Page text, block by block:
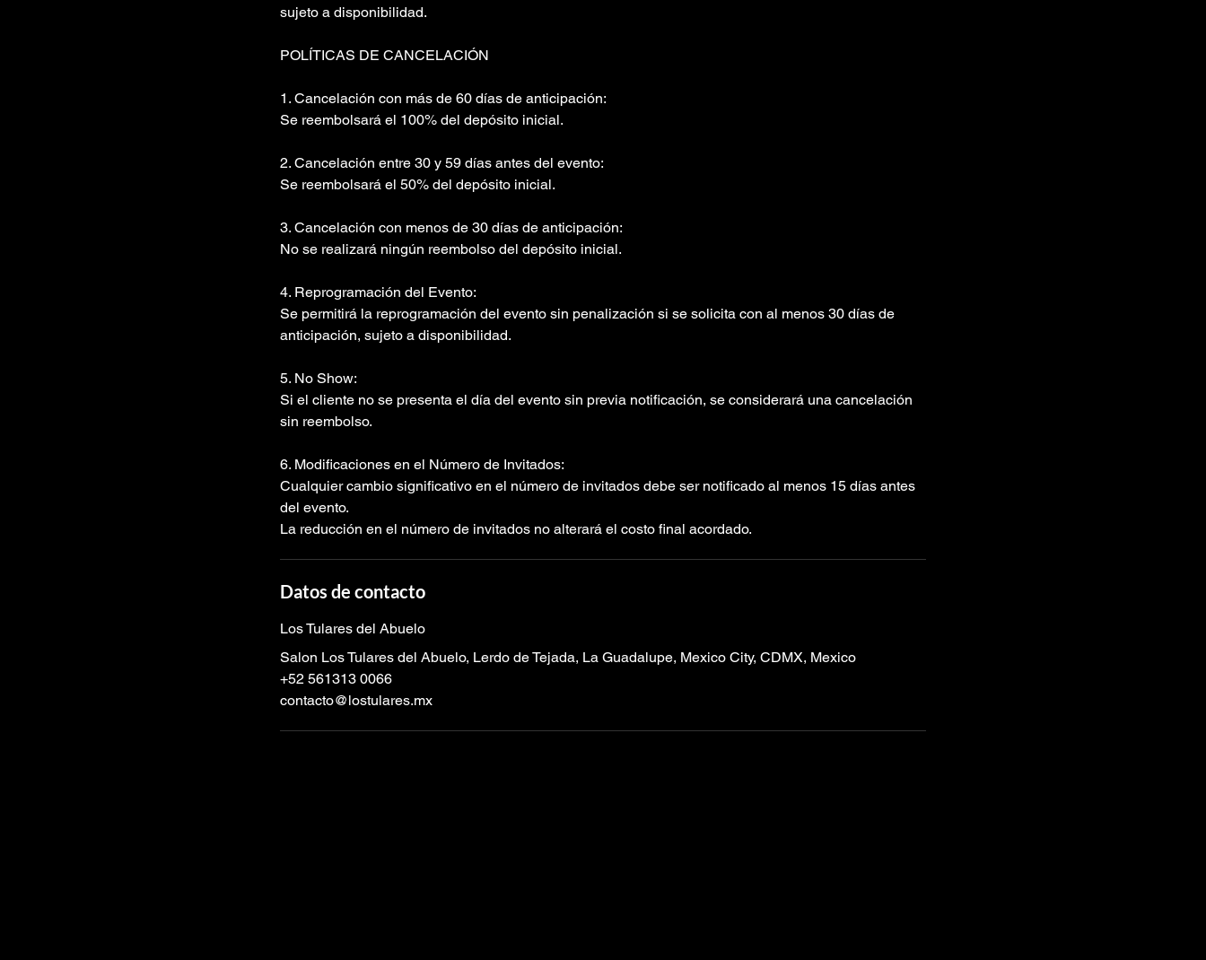
sujeto a disponibilidad.
POLÍTICAS DE CANCELACIÓN
1. Cancelación con más de 60 días de anticipación:
Se reembolsará el 100% del depósito inicial.
2. Cancelación entre 30 y 59 días antes del evento:
Se reembolsará el 50% del depósito inicial.
3. Cancelación con menos de 30 días de anticipación:
No se realizará ningún reembolso del depósito inicial.
4. Reprogramación del Evento:
Se permitirá la reprogramación del evento sin penalización si se solicita con al menos 30 días de
anticipación, sujeto a disponibilidad.
5. No Show:
Si el cliente no se presenta el día del evento sin previa notificación, se considerará una cancelación
sin reembolso.
6. Modificaciones en el Número de Invitados:
Cualquier cambio significativo en el número de invitados debe ser notificado al menos 15 días antes
del evento.
La reducción en el número de invitados no alterará el costo final acordado.
Datos de contacto
Los Tulares del Abuelo
Salon Los Tulares del Abuelo, Lerdo de Tejada, La Guadalupe, Mexico City, CDMX, Mexico
+52 561313 0066
contacto@lostulares.mx